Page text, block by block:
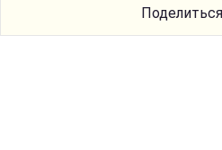
Поделиться